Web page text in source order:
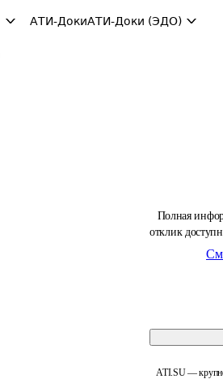
АТИ-ДокиАТИ-Доки (ЭДО)
Полная
отклик
ATI.SU —